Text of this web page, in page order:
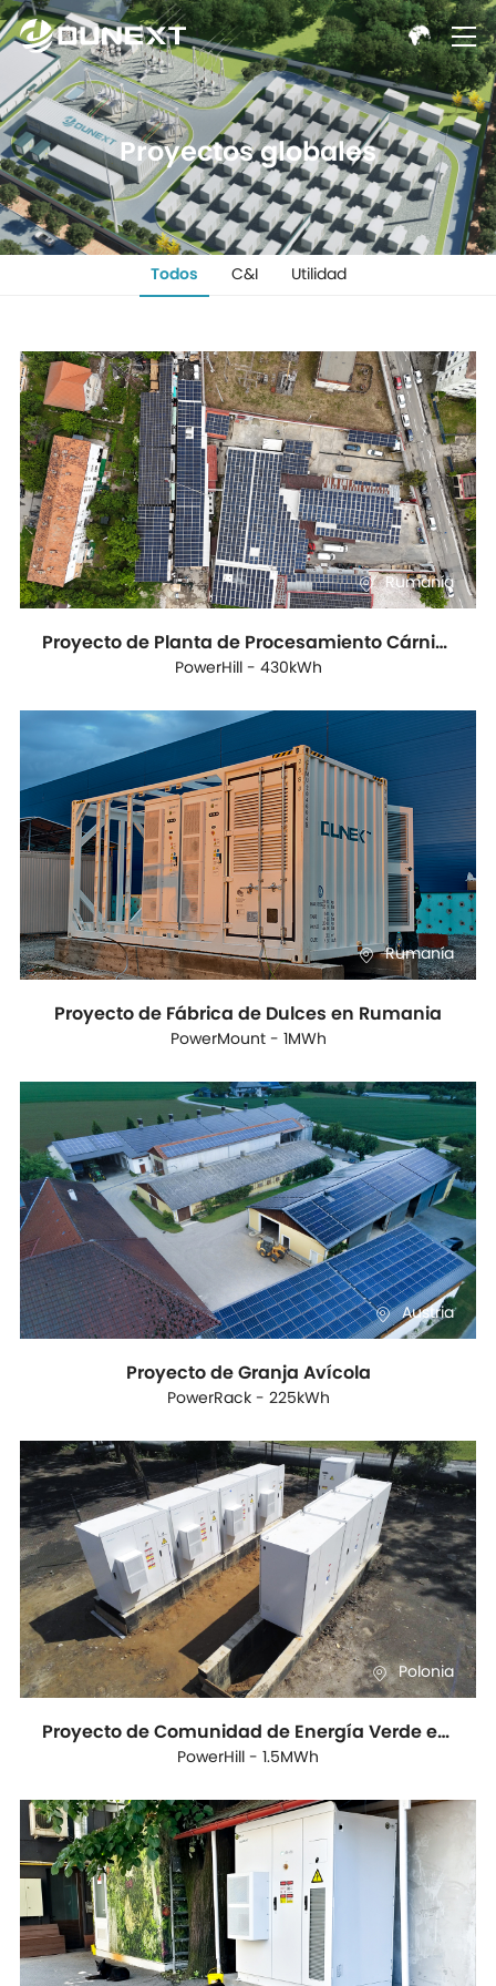
Proyectos globales
Todos C&I Utilidad
Rumanía
Proyecto de Planta de Procesamiento Cárnico en Rumania
PowerHill - 430kWh
Rumanía
Proyecto de Fábrica de Dulces en Rumania
PowerMount - 1MWh
Austria
Proyecto de Granja Avícola
PowerRack - 225kWh
Polonia
Proyecto de Comunidad de Energía Verde en Polonia
PowerHill - 1.5MWh